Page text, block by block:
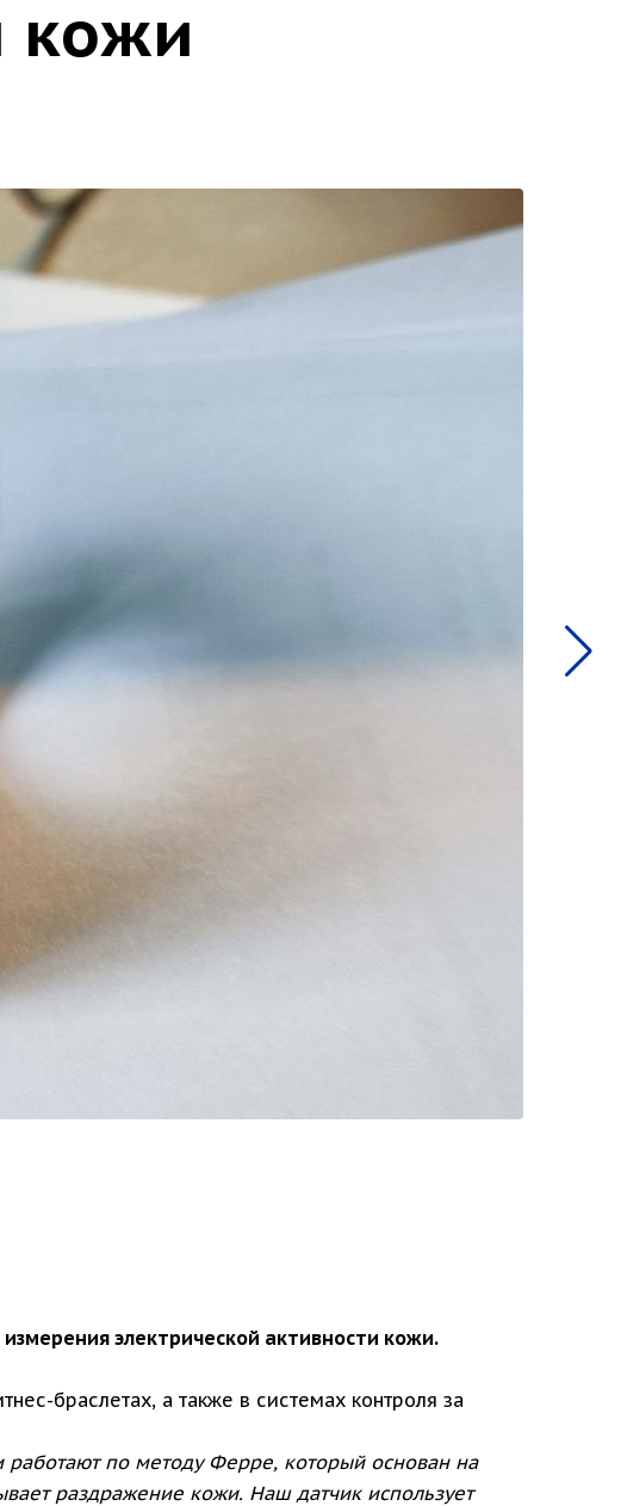
кожи
электрической активности кожи.
браслетах, а также в системах контроля за
работают по методу Ферре, который основан на
раздражение кожи. Наш датчик использует